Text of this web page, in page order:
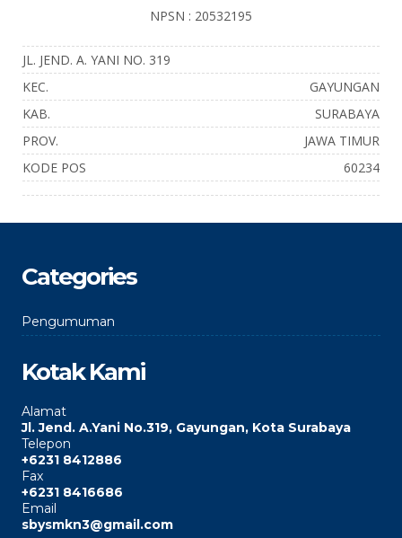
NPSN : 20532195
JL. JEND. A. YANI NO. 319
KEC.
GAYUNGAN
KAB.
SURABAYA
PROV.
JAWA TIMUR
KODE POS
60234
Categories
Pengumuman
Kotak Kami
Alamat
Jl. Jend. A.Yani No.319, Gayungan, Kota Surabaya
Telepon
+6231 8412886
Fax
+6231 8416686
Email
sbysmkn3@gmail.com